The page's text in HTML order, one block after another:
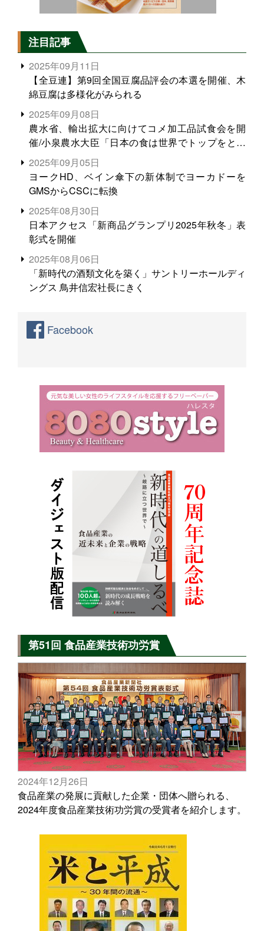
注目記事
2025年09月11日
【全豆連】第9回全国豆腐品評会の本選を開催、木
綿豆腐は多様化がみられる
2025年09月08日
農水省、輸出拡大に向けてコメ加工品試食会を開
催/小泉農水大臣「日本の食は世界でトップをとれ
る。米増産に向けて、米輸出需要の拡大を」
2025年09月05日
ヨークHD、ベイン傘下の新体制でヨーカドーを
GMSからCSCに転換
2025年08月30日
日本アクセス「新商品グランプリ2025年秋冬」表
彰式を開催
2025年08月06日
「新時代の酒類文化を築く」サントリーホールディ
ングス 鳥井信宏社長にきく
Facebook
第51回 食品産業技術功労賞
2024年12月26日
食品産業の発展に貢献した企業・団体へ贈られる、
2024年度食品産業技術功労賞の受賞者を紹介します。